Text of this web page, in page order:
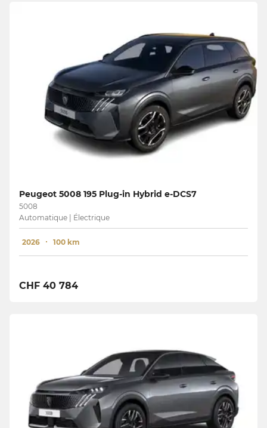
Peugeot 5008 195 Plug-in Hybrid e-DCS7
5008
Automatique | Électrique
2026 100 km
CHF 40 784